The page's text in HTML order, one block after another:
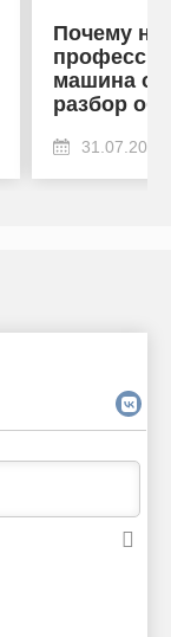
Почему на
машина
разбор
31.07.2026